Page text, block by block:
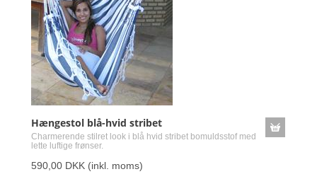
Hængestol blå-hvid stribet
Charmerende stilret look i blå hvid stribet bomuldsstof med
lette luftige frønser.
590,00 DKK (inkl. moms)